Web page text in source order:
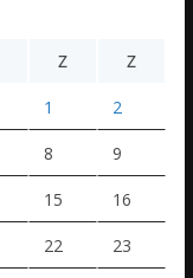
Z Z
1 2
8 9
15 16
22 23